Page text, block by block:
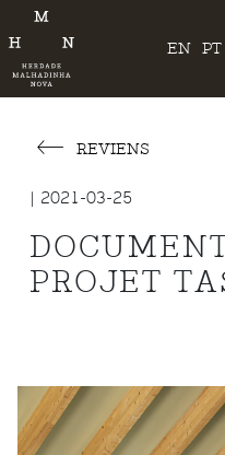
EN PT
REVIENS
| 2021-03-25
PROJET